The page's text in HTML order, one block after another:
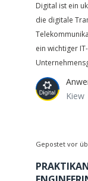
Digital ist ein
die digitale
ein wichtiger
Kiew
Gepostet vor